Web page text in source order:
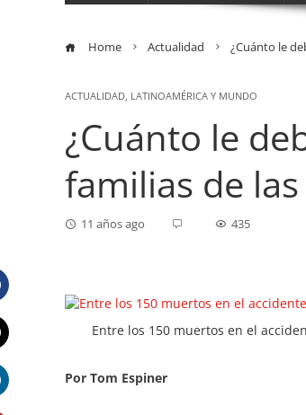
Home Actualidad ¿Cuánto le
ACTUALIDAD, LATINOAMÉRICA Y MUNDO
¿Cuánto le
familias de
11 años ago 435
Entre los 150 muertos en el
Por Tom Espiner